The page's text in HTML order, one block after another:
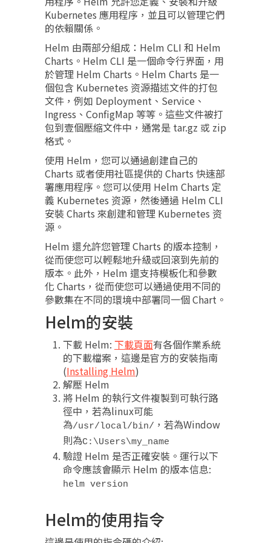
Kubernetes 應用程序，並且可以管理它們
的依賴關係。
Helm 由兩部分組成：Helm CLI 和 Helm
Charts。Helm CLI 是一個命令行界面，用
於管理 Helm Charts。Helm Charts 是一
個包含 Kubernetes 资源描述文件的打包
文件，例如 Deployment、Service、
Ingress、ConfigMap 等等。這些文件被打
包到壹個壓縮文件中，通常是 tar.gz 或 zip
格式。
使用 Helm，您可以通過創建自己的
Charts 或者使用社區提供的 Charts 快速部
署應用程序。您可以使用 Helm Charts 定
義 Kubernetes 资源，然後通過 Helm CLI
安裝 Charts 來創建和管理 Kubernetes 资
源。
Helm 還允許您管理 Charts 的版本控制，
從而使您可以輕鬆地升級或回滾到先前的
版本。此外，Helm 還支持模板化和參數
化 Charts，從而使您可以通過使用不同的
參數集在不同的環境中部署同一個 Chart。
Helm的安裝
下載 Helm: 下載頁面有各個作業系統
的下載檔案，這邊是官方的安裝指南
(Installing Helm)
解壓 Helm
將 Helm 的執行文件複製到可執行路
徑中，若為linux可能
為/usr/local/bin/ ，若為Window
則為C:\Users\my_name
驗證 Helm 是否正確安裝。運行以下
命令應該會顯示 Helm 的版本信息:
helm version
Helm的使用指令